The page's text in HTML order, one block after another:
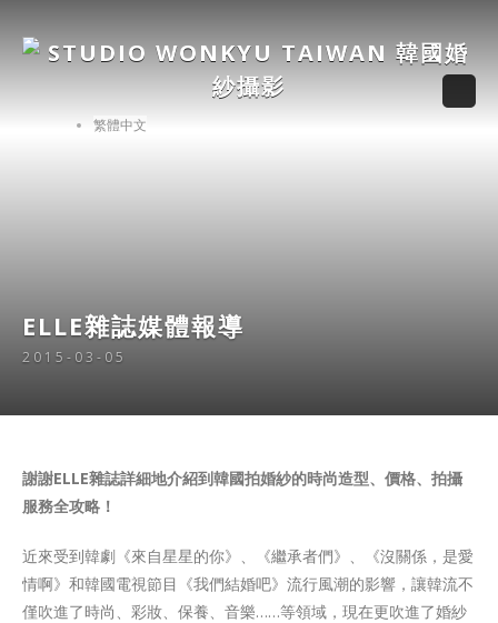
繁體中文
ELLE雜誌媒體報導
2015-03-05
謝謝ELLE雜誌詳細地介紹到韓國拍婚紗的時尚造型、價格、拍攝
服務全攻略！
近來受到韓劇《來自星星的你》、《繼承者們》、《沒關係，是愛
情啊》和韓國電視節目《我們結婚吧》流行風潮的影響，讓韓流不
僅吹進了時尚、彩妝、保養、音樂……等領域，現在更吹進了婚紗